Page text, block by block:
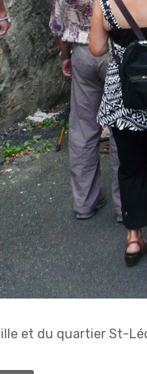
et du quartier St-